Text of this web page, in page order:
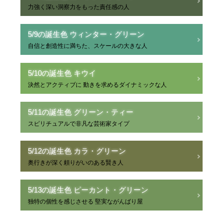
力強く深い洞察力をもった責任感の人
5/9の誕生色 ウィンター・グリーン
自信と創造性に満ちた、スケールの大きな人
5/10の誕生色 キウイ
決然とアクティブに 動きを求めるダイナミックな人
5/11の誕生色 グリーン・ティー
スピリチュアルで非凡な芸術家タイプ
5/12の誕生色 カラ・グリーン
奥行きが深く頼りがいのある賢き人
5/13の誕生色 ピーカント・グリーン
独特の個性を感じさせる 堅実ながんばり屋